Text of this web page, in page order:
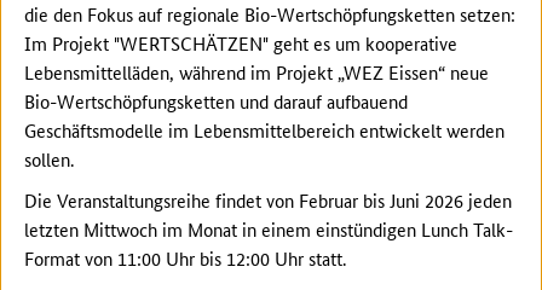
die den Fokus auf regionale Bio-Wertschöpfungsketten setzen:
Im Projekt "WERTSCHÄTZEN" geht es um kooperative
Lebensmittelläden, während im Projekt „WEZ Eissen“ neue
Bio-Wertschöpfungsketten und darauf aufbauend
Geschäftsmodelle im Lebensmittelbereich entwickelt werden
sollen.
Die Veranstaltungsreihe findet von Februar bis Juni 2026 jeden
letzten Mittwoch im Monat in einem einstündigen Lunch Talk-
Format von 11:00 Uhr bis 12:00 Uhr statt.